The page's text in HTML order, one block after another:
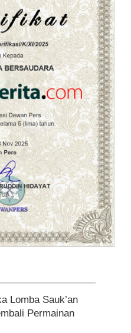
Lomba Sauk’an
Permainan